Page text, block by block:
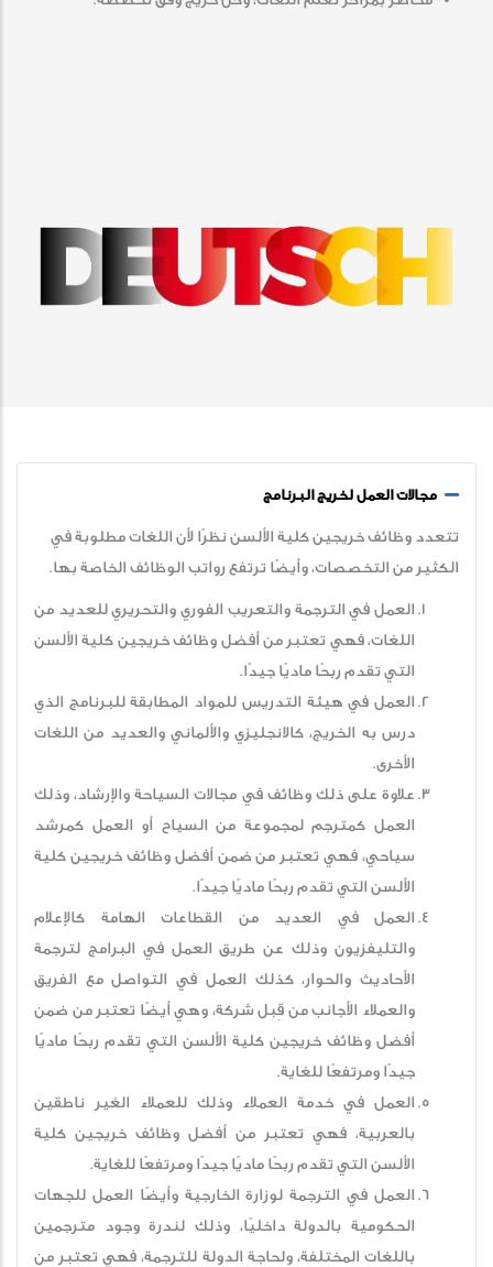
مجالات العمل لخريج البرنامج
تتعدد وظائف خريجين كلية الألسن نظرًا لأن اللغات مطلوبة في
الكثير من التخصصات، وأيضًا ترتفع رواتب الوظائف الخاصة بها.
العمل في الترجمة والتعريب الفوري والتحريري للعديد من
اللغات، فهي تعتبر من أفضل وظائف خريجين كلية الألسن
التي تقدم ربحًا ماديًا جيدًا.
العمل في هيئة التدريس للمواد المطابقة للبرنامج الذي
درس به الخريج، كالانجليزي والألماني والعديد من اللغات
الأخرى.
علاوة على ذلك وظائف في مجالات السياحة والإرشاد، وذلك
العمل كمترجم لمجموعة من السياح أو العمل كمرشد
سياحي، فهي تعتبر من ضمن أفضل وظائف خريجين كلية
الألسن التي تقدم ربحًا ماديًا جيدًا.
العمل في العديد من القطاعات الهامة كالإعلام
والتليفزيون وذلك عن طريق العمل في البرامج لترجمة
الأحاديث والحوار، كذلك العمل في التواصل مع الفريق
والعملاء الأجانب من قِبل شركة، وهي أيضًا تعتبر من ضمن
أفضل وظائف خريجين كلية الألسن التي تقدم ربحًا ماديًا
جيدًا ومرتفعًا للغاية.
العمل في خدمة العملاء وذلك للعملاء الغير ناطقين
بالعربية، فهي تعتبر من أفضل وظائف خريجين كلية
الألسن التي تقدم ربحًا ماديًا جيدًا ومرتفعًا للغاية.
العمل في الترجمة لوزارة الخارجية وأيضًا العمل للجهات
الحكومية بالدولة داخليًا، وذلك لندرة وجود مترجمين
باللغات المختلفة، ولحاجة الدولة للترجمة، فهي تعتبر من